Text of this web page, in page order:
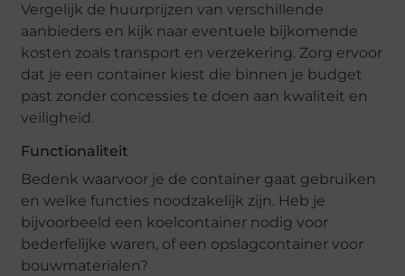
Vergelijk de huurprijzen van verschillende
aanbieders en kijk naar eventuele bijkomende
kosten zoals transport en verzekering. Zorg ervoor
dat je een container kiest die binnen je budget
past zonder concessies te doen aan kwaliteit en
veiligheid.
Functionaliteit
Bedenk waarvoor je de container gaat gebruiken
en welke functies noodzakelijk zijn. Heb je
bijvoorbeeld een koelcontainer nodig voor
bederfelijke waren, of een opslagcontainer voor
bouwmaterialen?